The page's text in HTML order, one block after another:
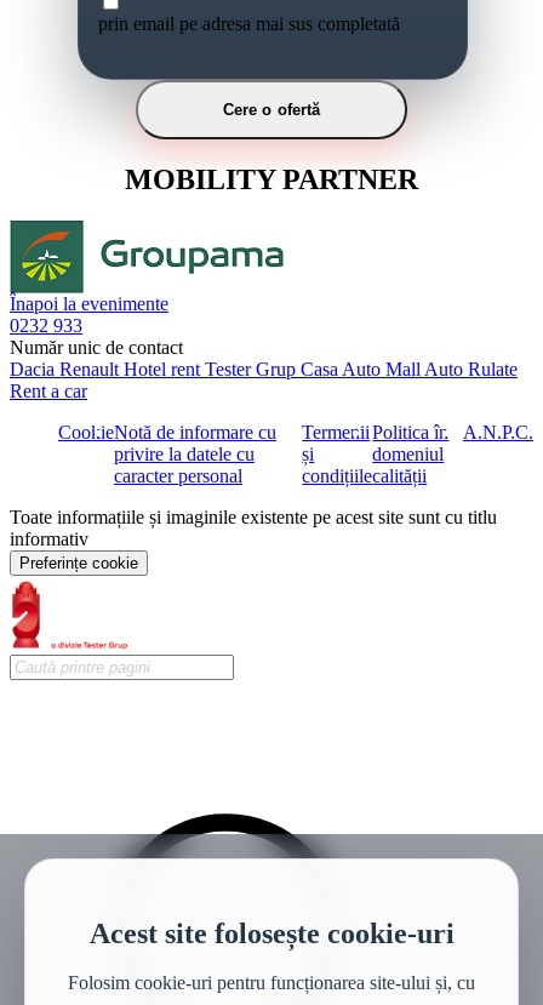
prin email pe adresa mai sus completată
Cere o ofertă
MOBILITY PARTNER
Înapoi la evenimente
0232 933
Număr unic de contact
Dacia Renault Hotel rent Tester Grup Casa Auto Mall Auto Rulate
Rent a car
CookieNotă de informare cu
privire la datele cu
caracter personal
Termenii
și
condițiile
Politica în
domeniul
calității
A.N.P.C.
Toate informațiile și imaginile existente pe acest site sunt cu titlu
informativ
Preferințe cookie
Acest site folosește cookie-uri
Folosim cookie-uri pentru funcționarea site-ului și, cu